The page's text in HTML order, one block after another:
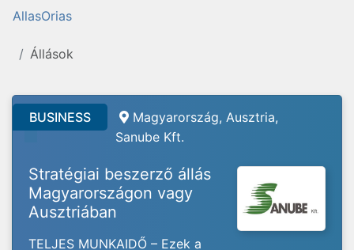
AllasOrias
Állások
BUSINESS
Magyarország, Ausztria,
Sanube Kft.
Stratégiai beszerző állás
Magyarországon vagy
Ausztriában
TELJES MUNKAIDŐ – Ezek a